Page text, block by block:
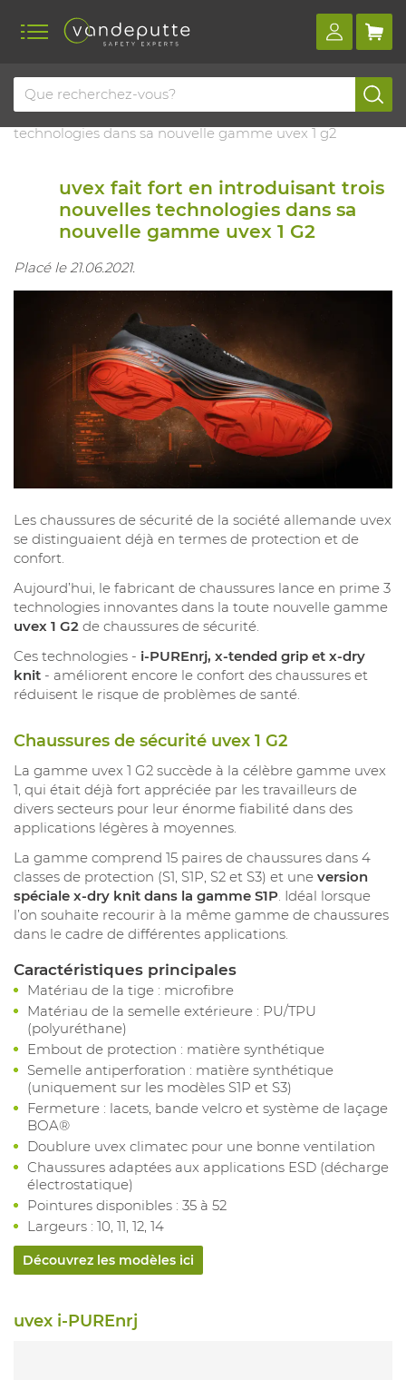
Home
Blog
Uvex fait fort en introduisant trois nouvelles
technologies dans sa nouvelle gamme uvex 1 g2
uvex fait fort en introduisant trois
nouvelles technologies dans sa
nouvelle gamme uvex 1 G2
Placé le 21.06.2021.
Les chaussures de sécurité de la société allemande uvex
se distinguaient déjà en termes de protection et de
confort.
Aujourd’hui, le fabricant de chaussures lance en prime 3
technologies innovantes dans la toute nouvelle gamme
uvex 1 G2 de chaussures de sécurité.
Ces technologies - i-PUREnrj, x-tended grip et x-dry
knit - améliorent encore le confort des chaussures et
réduisent le risque de problèmes de santé.
Chaussures de sécurité uvex 1 G2
La gamme uvex 1 G2 succède à la célèbre gamme uvex
1, qui était déjà fort appréciée par les travailleurs de
divers secteurs pour leur énorme fiabilité dans des
applications légères à moyennes.
La gamme comprend 15 paires de chaussures dans 4
classes de protection (S1, S1P, S2 et S3) et une version
spéciale x-dry knit dans la gamme S1P. Idéal lorsque
l’on souhaite recourir à la même gamme de chaussures
dans le cadre de différentes applications.
Caractéristiques principales
Matériau de la tige : microfibre
Matériau de la semelle extérieure : PU/TPU
(polyuréthane)
Embout de protection : matière synthétique
Semelle antiperforation : matière synthétique
(uniquement sur les modèles S1P et S3)
Fermeture : lacets, bande velcro et système de laçage
BOA®
Doublure uvex climatec pour une bonne ventilation
Chaussures adaptées aux applications ESD (décharge
électrostatique)
Pointures disponibles : 35 à 52
Largeurs : 10, 11, 12, 14
Découvrez les modèles ici
uvex i-PUREnrj